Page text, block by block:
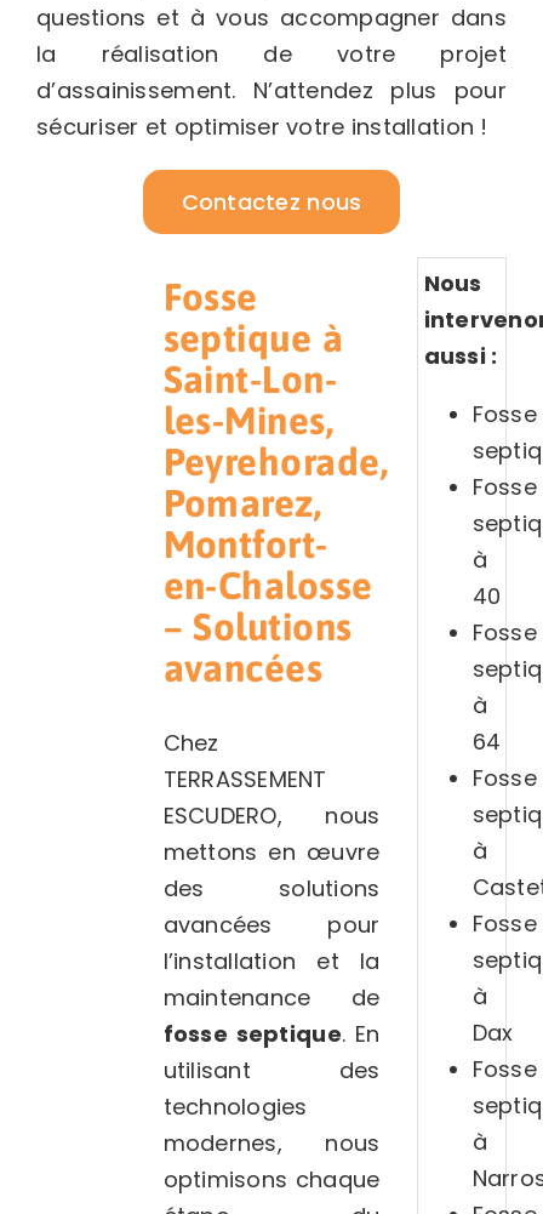
questions et à vous accompagner dans
la réalisation de votre projet
d’assainissement. N’attendez plus pour
sécuriser et optimiser votre installation !
Contactez nous
Fosse
septique à
Saint-Lon-
les-Mines,
Peyrehorade,
Pomarez,
Montfort-
en-Chalosse
– Solutions
avancées
Chez
TERRASSEMENT
ESCUDERO, nous
mettons en œuvre
des solutions
avancées pour
l’installation et la
maintenance de
fosse septique. En
utilisant des
technologies
modernes, nous
optimisons chaque
Nous
aussi :
Fosse
Fosse
à
40
Fosse
à
64
Fosse
à
Fosse
à
Dax
Fosse
à